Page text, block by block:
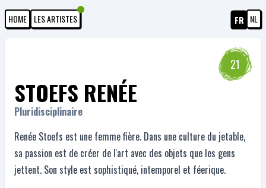
HOME LES ARTISTES FR NL
21
STOEFS RENÉE
Pluridisciplinaire
Renée Stoefs est une femme fière. Dans une culture du jetable,
sa passion est de créer de l'art avec des objets que les gens
jettent. Son style est sophistiqué, intemporel et féerique.